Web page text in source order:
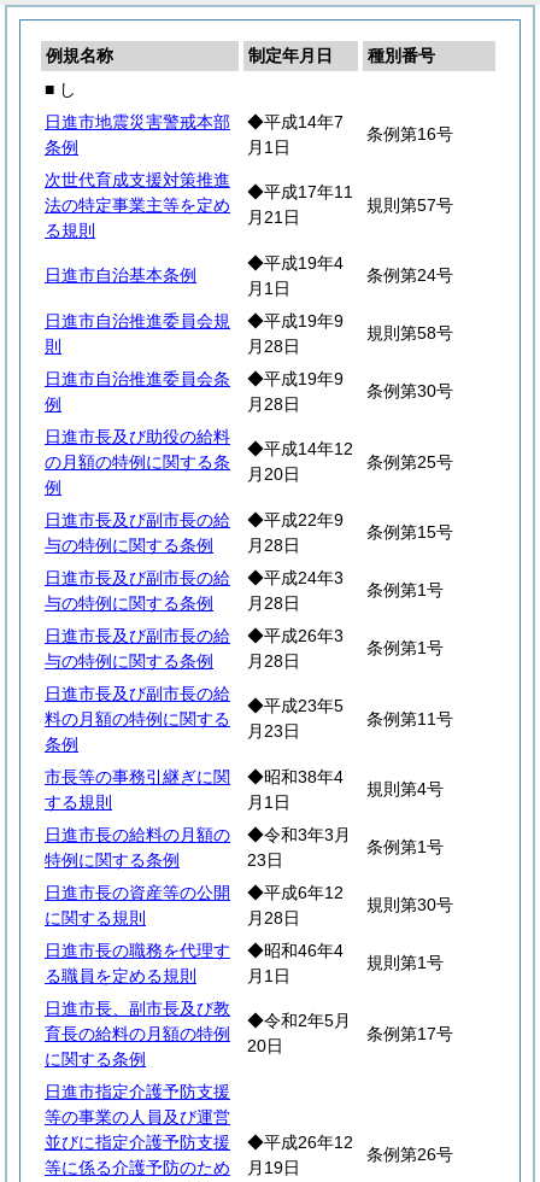
例規名称 制定年月日
種別番号
■ し
日進市地震災害警戒本部
条例
◆平成14年7
月1日
条例第16号
次世代育成支援対策推進
法の特定事業主等を定め
る規則
◆平成17年11
月21日
規則第57号
日進市自治基本条例
◆平成19年4
月1日
条例第24号
日進市自治推進委員会規
則
◆平成19年9
月28日
規則第58号
日進市自治推進委員会条
例
◆平成19年9
月28日
条例第30号
日進市長及び助役の給料
の月額の特例に関する条
例
◆平成14年12
月20日
条例第25号
日進市長及び副市長の給
与の特例に関する条例
◆平成22年9
月28日
条例第15号
日進市長及び副市長の給
与の特例に関する条例
◆平成24年3
月28日
条例第1号
日進市長及び副市長の給
与の特例に関する条例
◆平成26年3
月28日
条例第1号
日進市長及び副市長の給
料の月額の特例に関する
条例
◆平成23年5
月23日
条例第11号
市長等の事務引継ぎに関
する規則
◆昭和38年4
月1日
規則第4号
日進市長の給料の月額の
特例に関する条例
◆令和3年3月
23日
条例第1号
日進市長の資産等の公開
に関する規則
◆平成6年12
月28日
規則第30号
日進市長の職務を代理す
る職員を定める規則
◆昭和46年4
月1日
規則第1号
日進市長、副市長及び教
育長の給料の月額の特例
に関する条例
◆令和2年5月
20日
条例第17号
日進市指定介護予防支援
等の事業の人員及び運営
並びに指定介護予防支援
等に係る介護予防のため
◆平成26年12
月19日
条例第26号